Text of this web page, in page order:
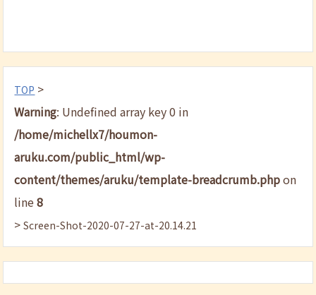
TOP >
Warning: Undefined array key 0 in
/home/michellx7/houmon-
aruku.com/public_html/wp-
content/themes/aruku/template-breadcrumb.phpon
line8
>Screen-Shot-2020-07-27-at-20.14.21